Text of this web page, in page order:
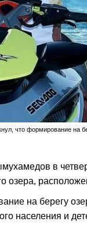
что формирование на
в
озера,
на берегу
населения и